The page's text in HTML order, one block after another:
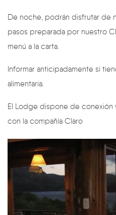
De noche, podrán disfrutar de
pasos preparada por nuestro
menú a la carta.
Informar anticipadamente si
alimentaria.
El Lodge dispone de
con la compañía Claro